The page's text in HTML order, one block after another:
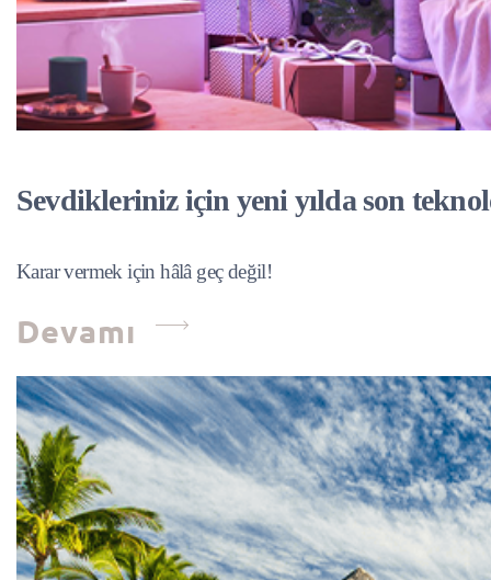
Sevdikleriniz için yeni yılda son
Karar vermek için hâlâ geç değil!
Devamı